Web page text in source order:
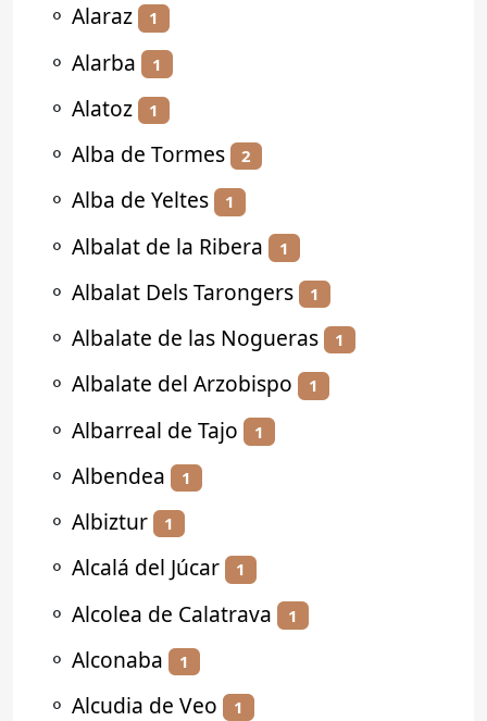
⚬ Alaraz 1
⚬ Alarba 1
⚬ Alatoz 1
⚬ Alba de Tormes 2
⚬ Alba de Yeltes 1
⚬ Albalat de la Ribera 1
⚬ Albalat Dels Tarongers 1
⚬ Albalate de las Nogueras 1
⚬ Albalate del Arzobispo 1
⚬ Albarreal de Tajo 1
⚬ Albendea 1
⚬ Albiztur 1
⚬ Alcalá del Júcar 1
⚬ Alcolea de Calatrava 1
⚬ Alconaba 1
⚬ Alcudia de Veo 1